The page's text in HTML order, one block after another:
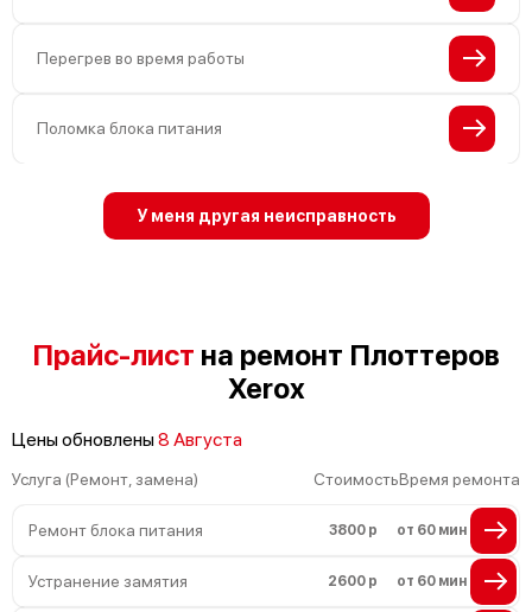
Перегрев во время работы
Поломка блока питания
У меня другая неисправность
Прайс-лист на ремонт Плоттеров
Xerox
Цены обновлены8 Августа
Услуга (Ремонт, замена) СтоимостьВремя ремонта
Ремонт блока питания 3800 р от 60 мин
Устранение замятия 2600 р от 60 мин